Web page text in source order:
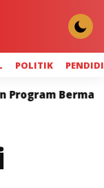
POLITIK
bagi